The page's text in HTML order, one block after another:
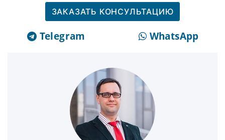
ЗАКАЗАТЬ КОНСУЛЬТАЦИЮ
Telegram WhatsApp